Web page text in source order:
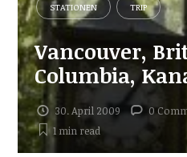
STATIONEN TRIP
Vancouver,
Columbia,
30. April 2009 0
1 minread